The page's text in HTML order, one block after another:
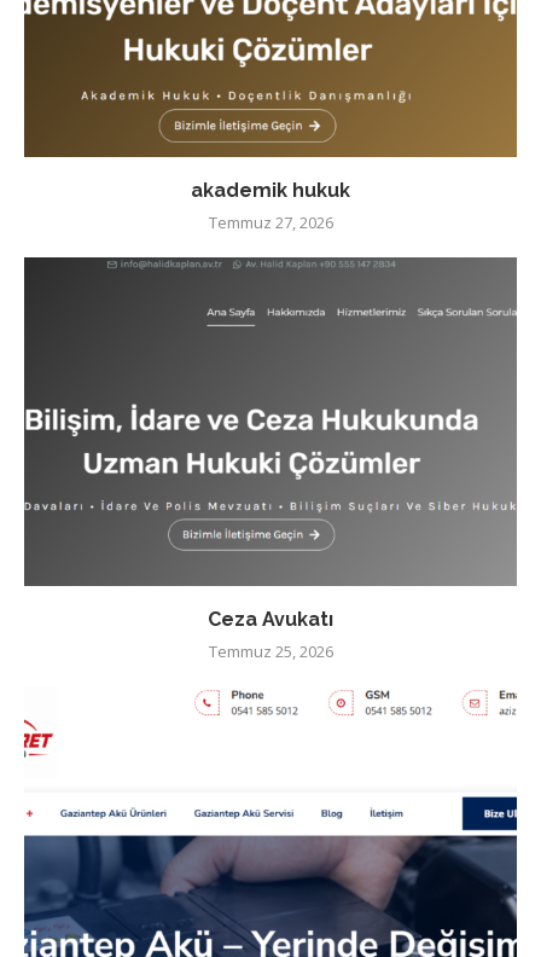
akademik hukuk
Temmuz 27, 2026
Ceza Avukatı
Temmuz 25, 2026